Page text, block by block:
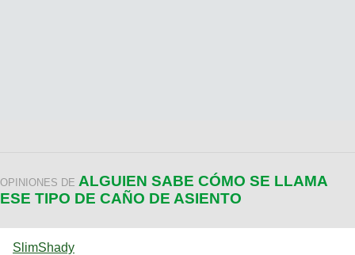
OPINIONES DE ALGUIEN SABE CÓMO SE LLAMA
ESE TIPO DE CAÑO DE ASIENTO
SlimShady